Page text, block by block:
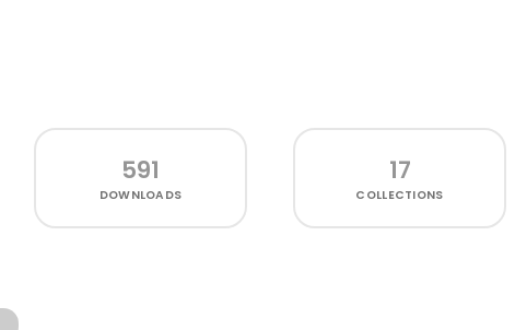
591
DOWNLOADS
17
COLLECTIONS